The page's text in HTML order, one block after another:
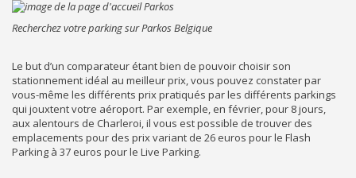
Recherchez votre parking sur Parkos Belgique
Le but d’un comparateur étant bien de pouvoir choisir son
stationnement idéal au meilleur prix, vous pouvez constater par
vous-même les différents prix pratiqués par les différents parkings
qui jouxtent votre aéroport. Par exemple, en février, pour 8 jours,
aux alentours de Charleroi, il vous est possible de trouver des
emplacements pour des prix variant de 26 euros pour le Flash
Parking à 37 euros pour le Live Parking.